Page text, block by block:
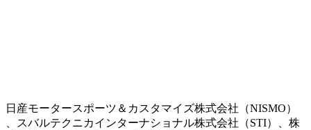
日産モータースポーツ＆カスタマイズ株式会社（NISMO）
、スバルテクニカインターナショナル株式会社（STI）、株